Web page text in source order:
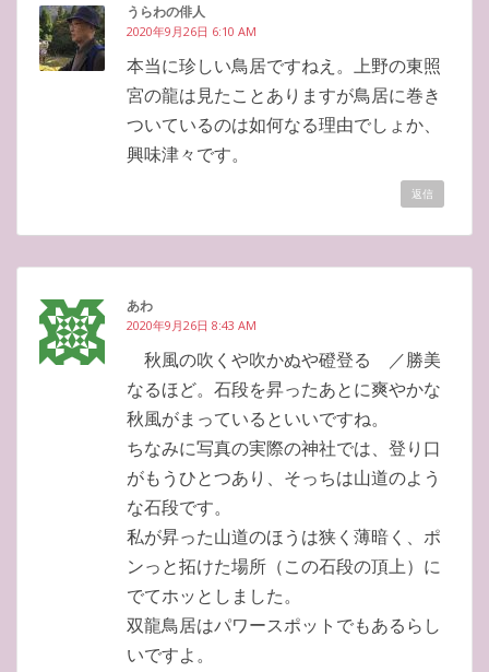
うらわの俳人
2020年9月26日 6:10 AM
本当に珍しい鳥居ですねえ。上野の東照
宮の龍は見たことありますが鳥居に巻き
ついているのは如何なる理由でしょか、
興味津々です。
返信
あわ
2020年9月26日 8:43 AM
秋風の吹くや吹かぬや磴登る ／勝美
なるほど。石段を昇ったあとに爽やかな
秋風がまっているといいですね。
ちなみに写真の実際の神社では、登り口
がもうひとつあり、そっちは山道のよう
な石段です。
私が昇った山道のほうは狭く薄暗く、ポ
ンっと拓けた場所（この石段の頂上）に
でてホッとしました。
双龍鳥居はパワースポットでもあるらし
いですよ。